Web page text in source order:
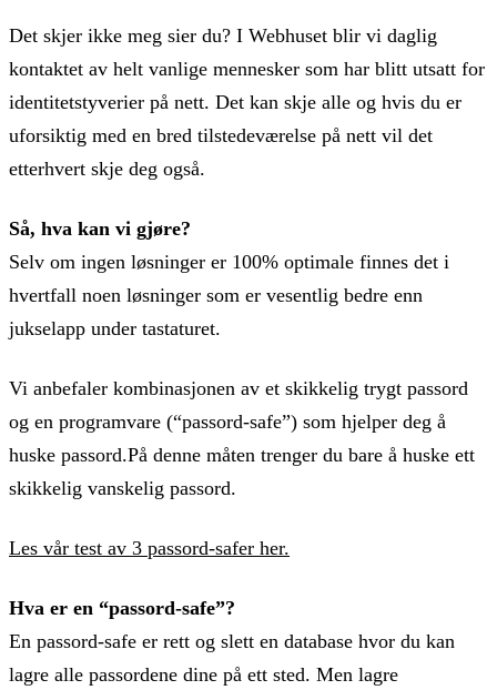
Det skjer ikke meg sier du? I Webhuset blir vi daglig
kontaktet av helt vanlige mennesker som har blitt utsatt for
identitetstyverier på nett. Det kan skje alle og hvis du er
uforsiktig med en bred tilstedeværelse på nett vil det
etterhvert skje deg også.
Så, hva kan vi gjøre?
Selv om ingen løsninger er 100% optimale finnes det i
hvertfall noen løsninger som er vesentlig bedre enn
jukselapp under tastaturet.
Vi anbefaler kombinasjonen av et skikkelig trygt passord
og en programvare (“passord-safe”) som hjelper deg å
huske passord.På denne måten trenger du bare å huske ett
skikkelig vanskelig passord.
Les vår test av 3 passord-safer her.
Hva er en “passord-safe”?
En passord-safe er rett og slett en database hvor du kan
lagre alle passordene dine på ett sted. Men lagre